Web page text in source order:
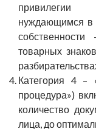
привилегии
нуждающимся в
собственности
товарных
Категория 4 –
процедура»)
количество
лица, до